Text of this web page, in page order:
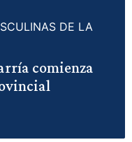
DE LA
comienza